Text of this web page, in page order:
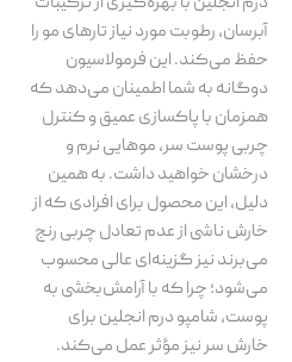
آبرسان، رطوبت مورد نیاز تارهای مو را
حفظ می‌کند. این فرمولاسیون
دوگانه به شما اطمینان می‌دهد که
همزمان با پاکسازی عمیق و کنترل
چربی پوست سر، موهایی نرم و
درخشان خواهید داشت. به همین
دلیل، این محصول برای افرادی که از
خارش ناشی از عدم تعادل چربی رنج
می‌برند نیز گزینه‌ای عالی محسوب
می‌شود؛ چرا که با آرامش‌بخشی به
پوست، شامپو درم انجلین برای
خارش سر نیز مؤثر عمل می‌کند.